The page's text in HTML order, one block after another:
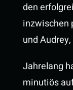
den
inzwischen
und
Jahrelang
minutiös